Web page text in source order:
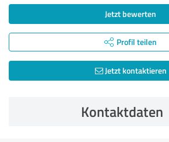
Jetzt bewerten
Profil teilen
Jetzt kontaktieren
Kontaktdaten